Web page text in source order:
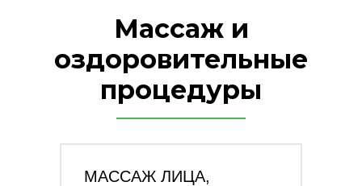
Массаж и
оздоровительные
процедуры
МАССАЖ ЛИЦА,